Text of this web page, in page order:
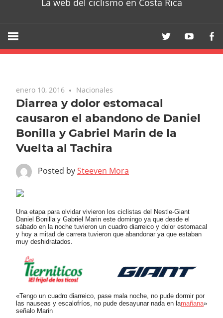
La web del ciclismo en Costa Rica
enero 10, 2016 Nacionales
Diarrea y dolor estomacal
causaron el abandono de Daniel
Bonilla y Gabriel Marin de la
Vuelta al Tachira
Posted bySteeven Mora
Una etapa para olvidar vivieron los ciclistas del Nestle-Giant
Daniel Bonilla y Gabriel Marin este domingo ya que desde el
sábado en la noche tuvieron un cuadro diarreico y dolor estomacal
y hoy a mitad de carrera tuvieron que abandonar ya que estaban
muy deshidratados.
«Tengo un cuadro diarreico, pase mala noche, no pude dormir por
las nauseas y escalofríos, no pude desayunar nada en lamañana»
señalo Marin